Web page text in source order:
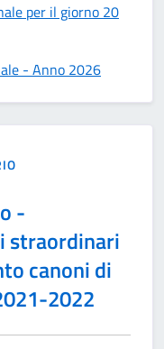
per il giorno 20
- Anno 2026
-
straordinari
canoni di
2022